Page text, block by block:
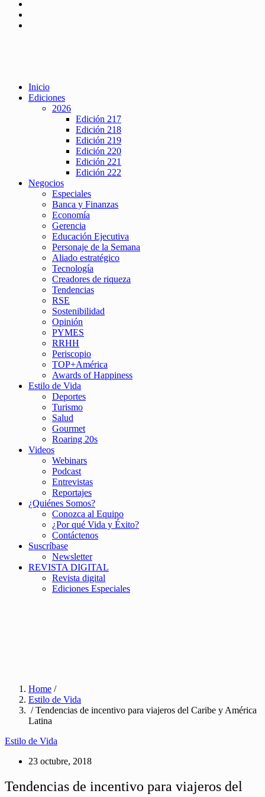
Inicio
Ediciones
2026
Edición 217
Edición 218
Edición 219
Edición 220
Edición 221
Edición 222
Negocios
Especiales
Banca y Finanzas
Economía
Gerencia
Educación Ejecutiva
Personaje de la Semana
Aliado estratégico
Tecnología
Creadores de riqueza
Tendencias
RSE
Sostenibilidad
Opinión
PYMES
RRHH
Periscopio
TOP+América
Awards of Happiness
Estilo de Vida
Deportes
Turismo
Salud
Gourmet
Roaring 20s
Videos
Webinars
Podcast
Entrevistas
Reportajes
¿Quiénes Somos?
Conozca al Equipo
¿Por qué Vida y Éxito?
Contáctenos
Suscríbase
Newsletter
REVISTA DIGITAL
Revista digital
Ediciones Especiales
Home /
Estilo de Vida
/ Tendencias de incentivo para viajeros del Caribe y América
Latina
Estilo de Vida
23 octubre, 2018
Tendencias de incentivo para viajeros del